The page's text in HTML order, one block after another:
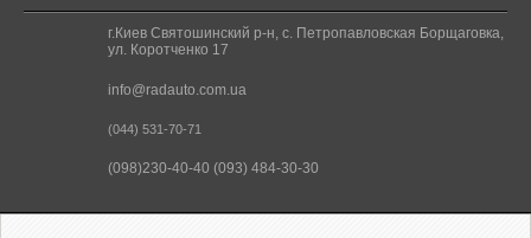
г.Киев Святошинский р-н, с. Петропавловская Борщаговка,
ул. Коротченко 17
info@radauto.com.ua
(044) 531-70-71
(098)230-40-40 (093) 484-30-30